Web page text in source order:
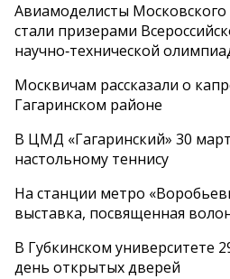
Авиамоделисты
стали призерами
научно‑технической
Москвичам рассказали о
Гагаринском районе
В ЦМД «Гагаринский» 30
настольному теннису
На станции метро
выставка, посвященная
В Губкинском университете
день открытых дверей